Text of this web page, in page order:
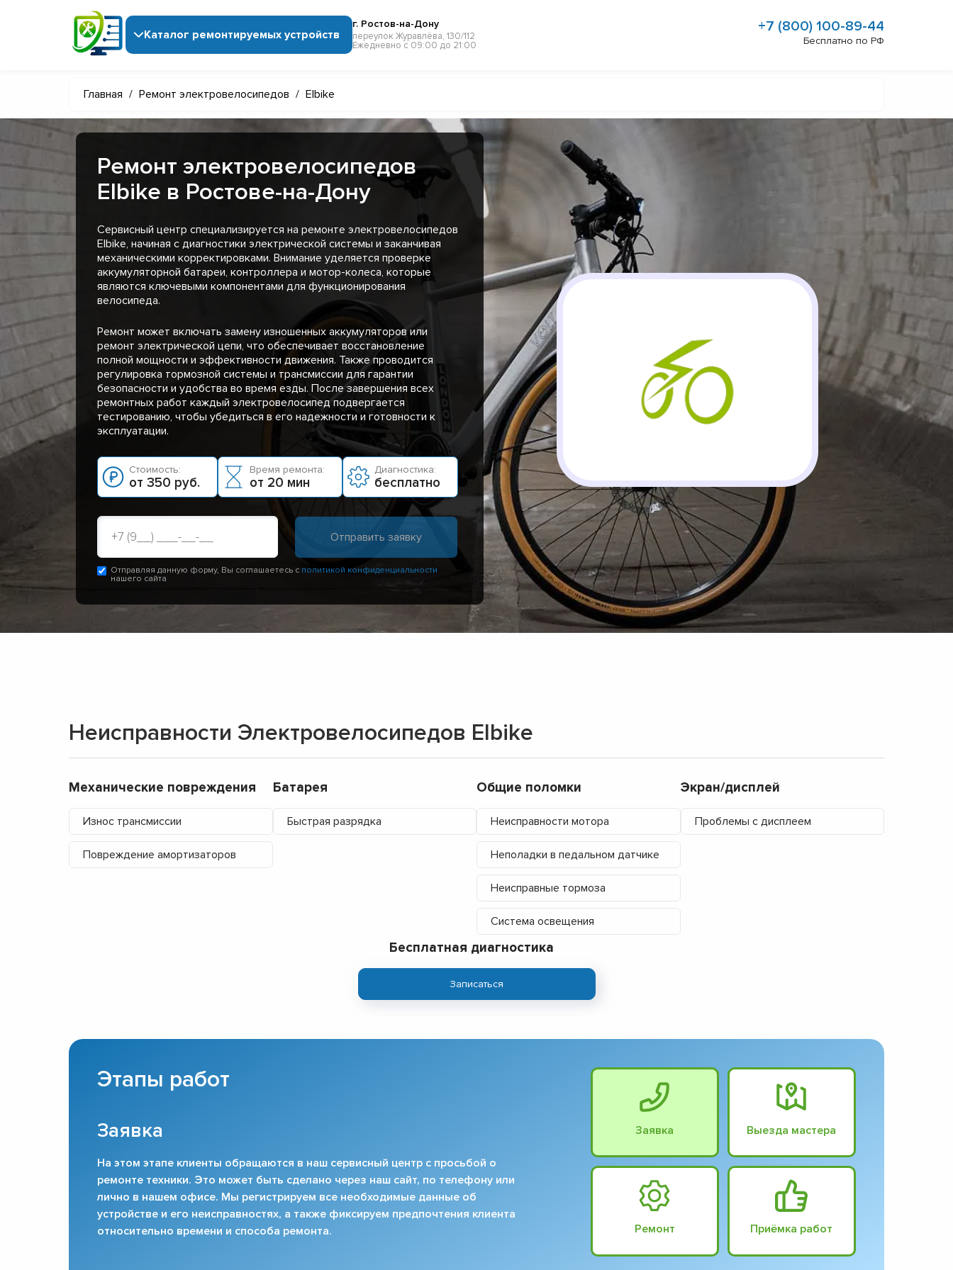
Каталог ремонтируемых устройств
г. Ростов-на-Дону
переулок Журавлёва, 130/112
Ежедневно с 09:00 до 21:00
+7 (800) 100-89-44
Бесплатно по РФ
Главная / Ремонт электровелосипедов / Elbike
Ремонт электровелосипедов
Elbike в Ростове-на-Дону
Сервисный центр специализируется на ремонте электровелосипедов
Elbike, начиная с диагностики электрической системы и заканчивая
механическими корректировками. Внимание уделяется проверке
аккумуляторной батареи, контроллера и мотор-колеса, которые
являются ключевыми компонентами для функционирования
велосипеда.
Ремонт может включать замену изношенных аккумуляторов или
ремонт электрической цепи, что обеспечивает восстановление
полной мощности и эффективности движения. Также проводится
регулировка тормозной системы и трансмиссии для гарантии
безопасности и удобства во время езды. После завершения всех
ремонтных работ каждый электровелосипед подвергается
тестированию, чтобы убедиться в его надежности и готовности к
эксплуатации.
Стоимость:
от 350 руб.
Время ремонта:
от 20 мин
Диагностика:
бесплатно
Отправляя данную форму, Вы соглашаетесь с политикой конфиденциальности
нашего сайта
Неисправности Электровелосипедов Elbike
Механические повреждения
Износ трансмиссии
Повреждение амортизаторов
Батарея
Быстрая разрядка
Общие поломки
Неисправности мотора
Неполадки в педальном датчике
Неисправные тормоза
Система освещения
Экран/дисплей
Проблемы с дисплеем
Бесплатная диагностика
Записаться
Этапы работ
Заявка
На этом этапе клиенты обращаются в наш сервисный центр с просьбой о
ремонте техники. Это может быть сделано через наш сайт, по телефону или
лично в нашем офисе. Мы регистрируем все необходимые данные об
устройстве и его неисправностях, а также фиксируем предпочтения клиента
относительно времени и способа ремонта.
Заявка Выезда мастера
Ремонт Приёмка работ
▼
▼
▼